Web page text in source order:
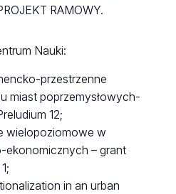
RAMOWY.
Nauki:
przestrzenne
miast poprzemysłowych-
12;
wielopoziomowe w
ekonomicznych – grant
in an urban